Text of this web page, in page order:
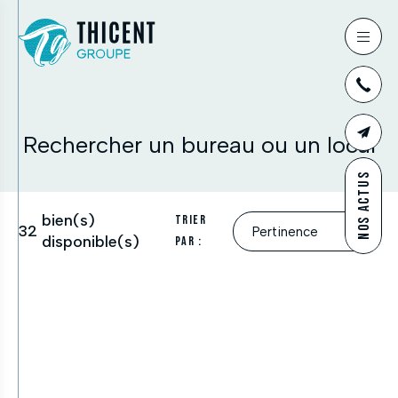
NOS ACTUS
Rechercher un bureau ou un local
32
bien(s)
disponible(s)
Trier
par :